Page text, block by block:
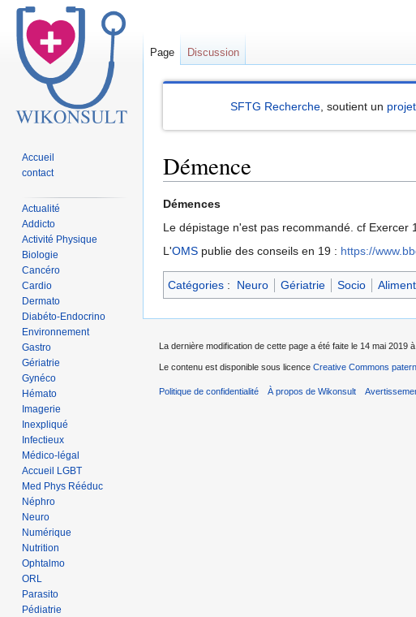
SFTG Recherche , soutient un
Démence
Sauter
à
navigation
Sauter
à
recherche
Démences
Le dépistage n'est pas recommandé. cf Exercer
L'OMS publie des conseils en 19 : https://
Catégories : Neuro Gériatrie Socio
Page Discussion
Accueil
contact
Actualité
Addicto
Activité Physique
Biologie
Cancéro
Cardio
Dermato
Diabéto-Endocrino
Environnement
Gastro
Gériatrie
Gynéco
Hémato
Imagerie
Inexpliqué
Infectieux
Médico-légal
Accueil LGBT
Med Phys Rééduc
Néphro
Neuro
Numérique
Nutrition
Ophtalmo
ORL
Parasito
Pédiatrie
La dernière modification de cette page a été faite le 14 mai 2019 à
Le contenu est disponible sous licence Creative Commons
Politique de confidentialité À propos de Wikonsult